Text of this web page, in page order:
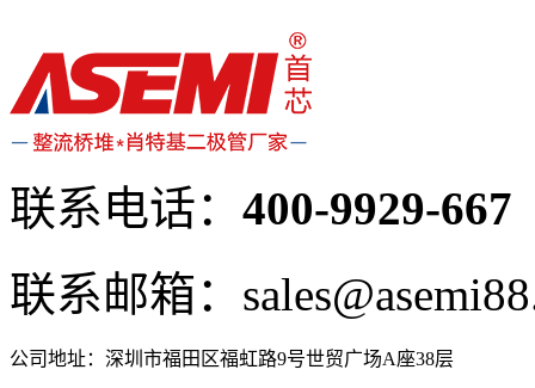
联系电话： 400-9929-667
联系邮箱：
公司地址：深圳市福田区福虹路9号世贸广场A座38层